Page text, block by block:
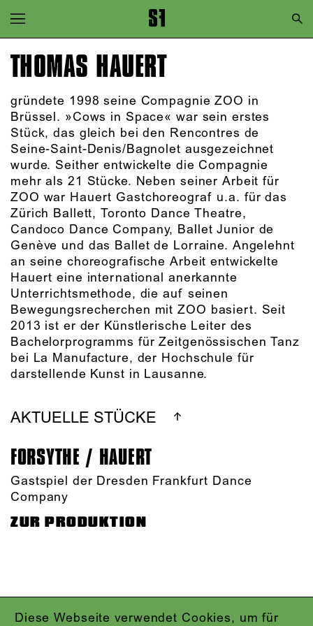
Zur Hauptnavigation springen
Zum Hauptinhalt springen
Diese Webseite verwendet Cookies, um für
THOMAS HAUERT
gründete 1998 seine Compagnie ZOO in
Brüssel. »Cows in Space« war sein erstes
Stück, das gleich bei den Rencontres de
Seine-Saint-Denis/Bagnolet ausgezeichnet
wurde. Seither entwickelte die Compagnie
mehr als 21 Stücke. Neben seiner Arbeit für
ZOO war Hauert Gastchoreograf u.a. für das
Zürich Ballett, Toronto Dance Theatre,
Candoco Dance Company, Ballet Junior de
Genève und das Ballet de Lorraine. Angelehnt
an seine choreografische Arbeit entwickelte
Hauert eine international anerkannte
Unterrichtsmethode, die auf seinen
Bewegungsrecherchen mit ZOO basiert. Seit
2013 ist er der Künstlerische Leiter des
Bachelorprogramms für Zeitgenössischen Tanz
bei La Manufacture, der Hochschule für
darstellende Kunst in Lausanne.
AKTUELLE STÜCKE
FORSYTHE / HAUERT
Gastspiel der Dresden Frankfurt Dance
Company
ZUR PRODUKTION